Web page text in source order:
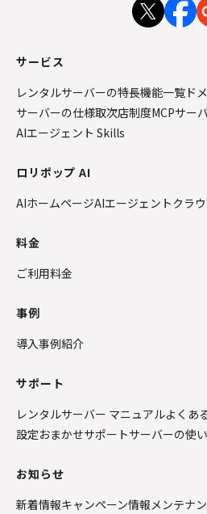
サービス
レンタルサーバーの特長機能一覧 ド
サーバーの仕様取次店制度MCPサー
AIエージェント Skills
ロリポップ AI
AIホームページAIエージェントクラ
料金
ご利用料金
事例
導入事例紹介
サポート
レンタルサーバー マニュアルよくあ
設定おまかせサポートサーバーの使
お知らせ
新着情報キャンペーン情報メンテナ